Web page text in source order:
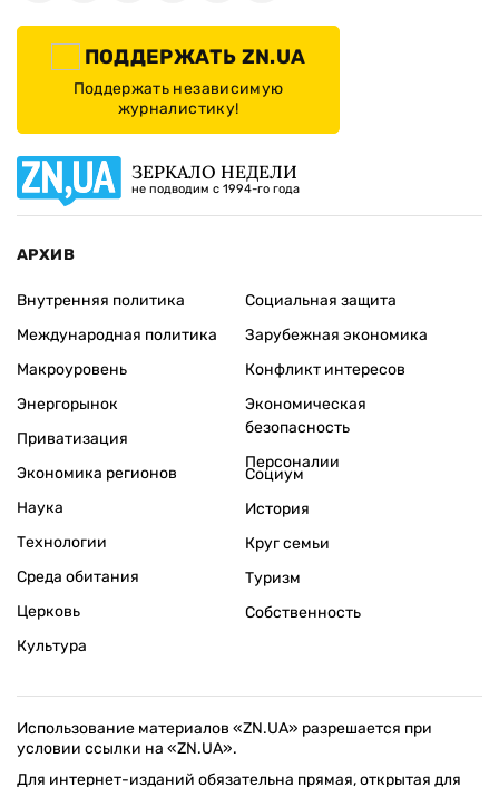
ПОДДЕРЖАТЬ ZN.UA
Поддержать независимую
журналистику!
ЗЕРКАЛО НЕДЕЛИ
не подводим с 1994-го года
АРХИВ
Внутренняя политика
Международная политика
Макроуровень
Энергорынок
Приватизация
Экономика регионов
Социальная защита
Зарубежная экономика
Конфликт интересов
Экономическая
безопасность
Персоналии
Наука
Технологии
Среда обитания
Церковь
Культура
Социум
История
Круг семьи
Туризм
Собственность
Использование материалов «ZN.UA» разрешается при
условии ссылки на «ZN.UA».
Для интернет-изданий обязательна прямая, открытая для